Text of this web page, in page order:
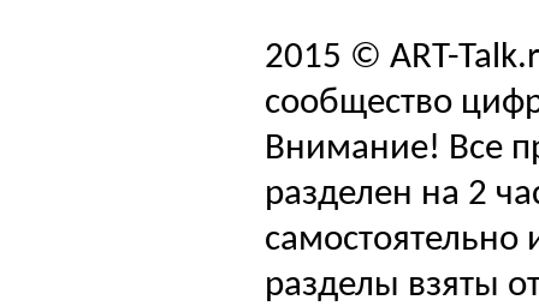
2015 © ART-
сообщество
Внимание! Все
разделен на 2
самостоятельно
разделы взяты